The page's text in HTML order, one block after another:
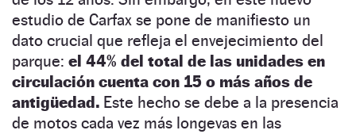
estudio de Carfax se pone de manifiesto un
dato crucial que refleja el envejecimiento del
parque: el 44% del total de las unidades en
circulación cuenta con 15 o más años de
antigüedad. Este hecho se debe a la presencia
de motos cada vez más longevas en las